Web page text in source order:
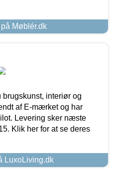
Møblér.dk
interiør og
af E-mærket og har
Levering sker næste
Klik her for at se deres
LuxoLiving.dk